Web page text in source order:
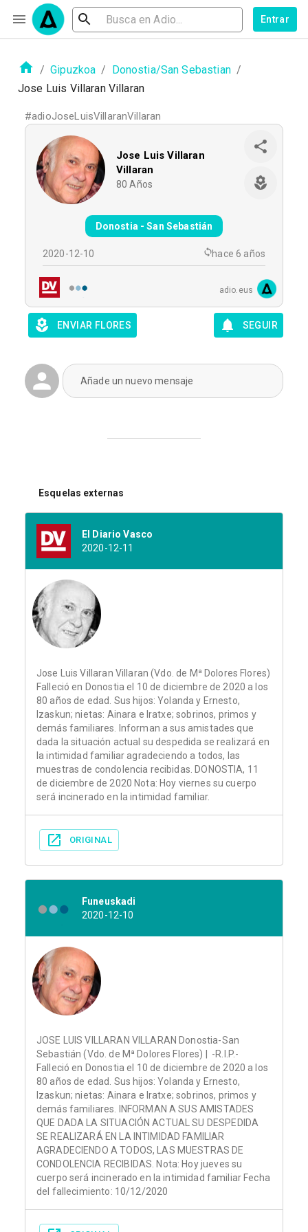
Entrar
/ Gipuzkoa / Donostia/San Sebastian /
Jose Luis Villaran Villaran
#adioJoseLuisVillaranVillaran
Jose Luis Villaran
Villaran
80 Años
Donostia - San Sebastián
2020-12-10 hace 6 años
adio.eus
ENVIAR FLORES SEGUIR
Añade un nuevo mensaje
Esquelas externas
El Diario Vasco
2020-12-11
Jose Luis Villaran Villaran (Vdo. de Mª Dolores Flores)
Falleció en Donostia el 10 de diciembre de 2020 a los
80 años de edad. Sus hijos: Yolanda y Ernesto,
Izaskun; nietas: Ainara e Iratxe; sobrinos, primos y
demás familiares. Informan a sus amistades que
dada la situación actual su despedida se realizará en
la intimidad familiar agradeciendo a todos, las
muestras de condolencia recibidas. DONOSTIA, 11
de diciembre de 2020 Nota: Hoy viernes su cuerpo
será incinerado en la intimidad familiar.
ORIGINAL
Funeuskadi
2020-12-10
JOSE LUIS VILLARAN VILLARAN Donostia-San
Sebastián (Vdo. de Mª Dolores Flores) | -R.I.P.-
Falleció en Donostia el 10 de diciembre de 2020 a los
80 años de edad. Sus hijos: Yolanda y Ernesto,
Izaskun; nietas: Ainara e Iratxe; sobrinos, primos y
demás familiares. INFORMAN A SUS AMISTADES
QUE DADA LA SITUACIÓN ACTUAL SU DESPEDIDA
SE REALIZARÁ EN LA INTIMIDAD FAMILIAR
AGRADECIENDO A TODOS, LAS MUESTRAS DE
CONDOLENCIA RECIBIDAS. Nota: Hoy jueves su
cuerpo será incinerado en la intimidad familiar Fecha
del fallecimiento: 10/12/2020